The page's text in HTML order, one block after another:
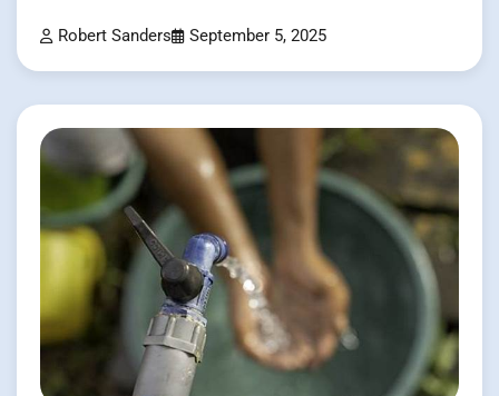
Robert Sanders September 5, 2025